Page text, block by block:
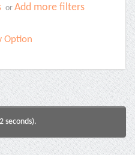
or Add more filters
Option
seconds).